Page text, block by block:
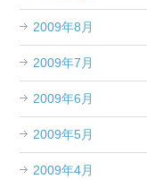
2009年8月
2009年7月
2009年6月
2009年5月
2009年4月